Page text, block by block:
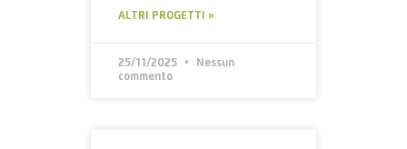
ALTRI PROGETTI »
25/11/2025
Nessun
commento